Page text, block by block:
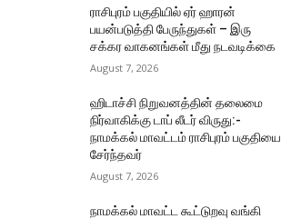
ராசிபுரம் பகுதியில் ஏர் ஹாரன்
பயன்படுத்தி பேருந்துகள் – இரு
சக்கர வாகனங்கள் மீது நடவடிக்கை
August 7, 2026
ஹிடாச்சி நிறுவனத்தின் தலைமை
நிர்வாகிக்கு டாப் லீடர் விருது:-
நாமக்கல் மாவட்டம் ராசிபுரம் பகுதியை
சேர்ந்தவர்
August 7, 2026
நாமக்கல் மாவட்ட கூட்டுறவு வங்கி